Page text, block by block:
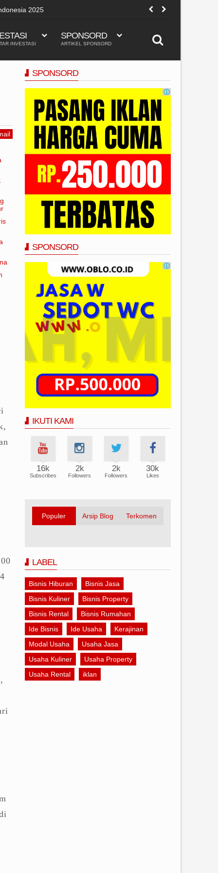
TikTok bisa terkenal karena beberapa alasan, meskipun mungkin
INVESTASI
SPONSORD
ARTIKEL SPONSORD
SPONSORD
SPONSORD
IKUTI KAMI
16k
Subscribes
2k
Followers
2k
Followers
30k
Likes
Populer Arsip Blog Terkomen
LABEL
Bisnis Hiburan
Bisnis Jasa
Bisnis Kuliner
Bisnis Property
Bisnis Rental
Bisnis Rumahan
Ide Bisnis
Ide Usaha
Kerajinan
Modal Usaha
Usaha Jasa
Usaha Kuliner
Usaha Property
Usaha Rental
iklan